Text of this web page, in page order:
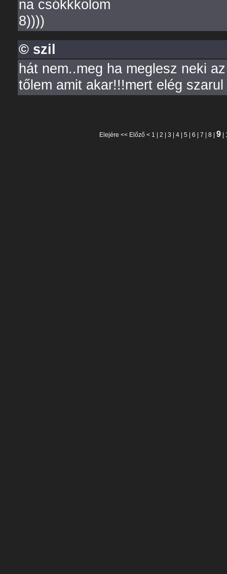
na csókkkolom
8))))
© szil
hát nem..meg ha meglesz neki
tőlem amit akar!!!mert elég
Elejére << Előző < 1 2 3 4 5 6 7 8 9